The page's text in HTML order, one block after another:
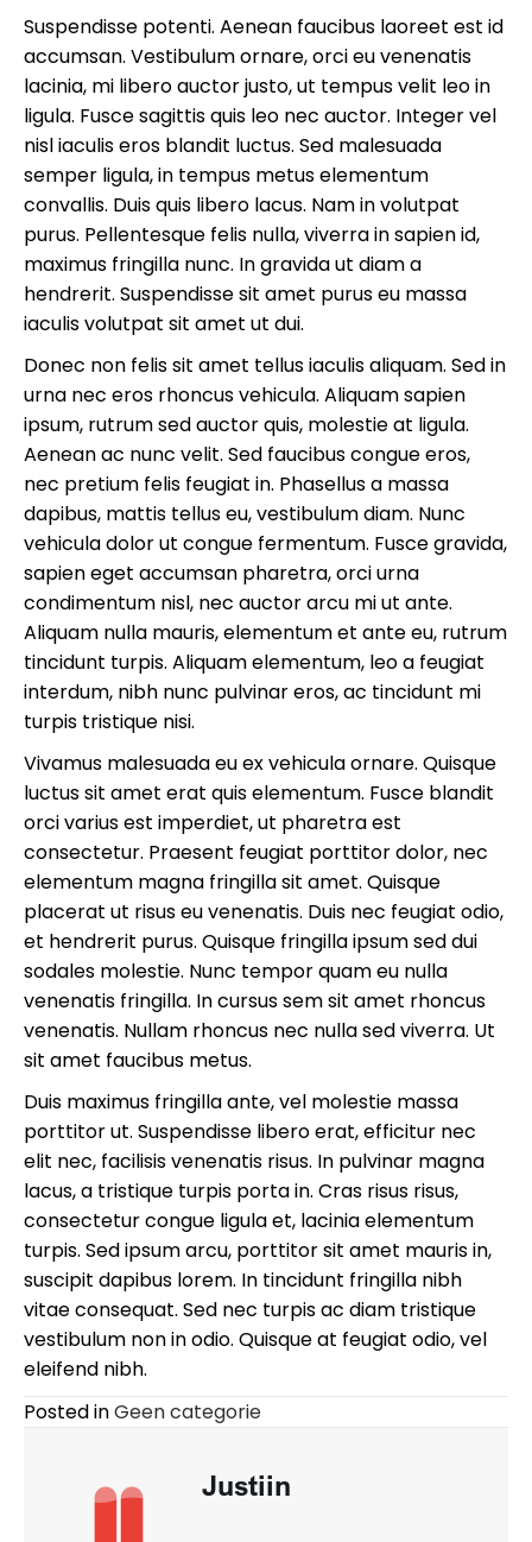
Suspendisse potenti. Aenean faucibus laoreet est id
accumsan. Vestibulum ornare, orci eu venenatis
lacinia, mi libero auctor justo, ut tempus velit leo in
ligula. Fusce sagittis quis leo nec auctor. Integer vel
nisl iaculis eros blandit luctus. Sed malesuada
semper ligula, in tempus metus elementum
convallis. Duis quis libero lacus. Nam in volutpat
purus. Pellentesque felis nulla, viverra in sapien id,
maximus fringilla nunc. In gravida ut diam a
hendrerit. Suspendisse sit amet purus eu massa
iaculis volutpat sit amet ut dui.
Donec non felis sit amet tellus iaculis aliquam. Sed in
urna nec eros rhoncus vehicula. Aliquam sapien
ipsum, rutrum sed auctor quis, molestie at ligula.
Aenean ac nunc velit. Sed faucibus congue eros,
nec pretium felis feugiat in. Phasellus a massa
dapibus, mattis tellus eu, vestibulum diam. Nunc
vehicula dolor ut congue fermentum. Fusce gravida,
sapien eget accumsan pharetra, orci urna
condimentum nisl, nec auctor arcu mi ut ante.
Aliquam nulla mauris, elementum et ante eu, rutrum
tincidunt turpis. Aliquam elementum, leo a feugiat
interdum, nibh nunc pulvinar eros, ac tincidunt mi
turpis tristique nisi.
Vivamus malesuada eu ex vehicula ornare. Quisque
luctus sit amet erat quis elementum. Fusce blandit
orci varius est imperdiet, ut pharetra est
consectetur. Praesent feugiat porttitor dolor, nec
elementum magna fringilla sit amet. Quisque
placerat ut risus eu venenatis. Duis nec feugiat odio,
et hendrerit purus. Quisque fringilla ipsum sed dui
sodales molestie. Nunc tempor quam eu nulla
venenatis fringilla. In cursus sem sit amet rhoncus
venenatis. Nullam rhoncus nec nulla sed viverra. Ut
sit amet faucibus metus.
Duis maximus fringilla ante, vel molestie massa
porttitor ut. Suspendisse libero erat, efficitur nec
elit nec, facilisis venenatis risus. In pulvinar magna
lacus, a tristique turpis porta in. Cras risus risus,
consectetur congue ligula et, lacinia elementum
turpis. Sed ipsum arcu, porttitor sit amet mauris in,
suscipit dapibus lorem. In tincidunt fringilla nibh
vitae consequat. Sed nec turpis ac diam tristique
vestibulum non in odio. Quisque at feugiat odio, vel
eleifend nibh.
Posted inGeen categorie
Justiin